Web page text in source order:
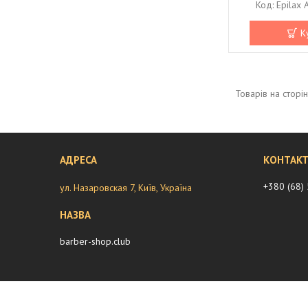
Epilax
ул. Назаровская 7, Київ, Україна
barber-shop.club
+380 (68)